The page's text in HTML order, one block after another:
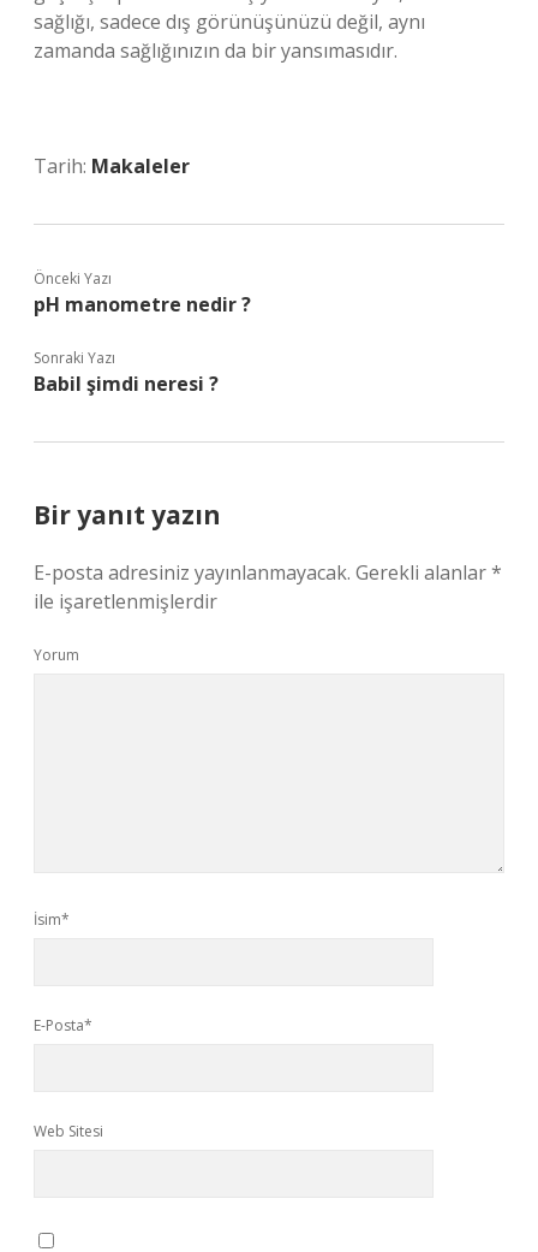
sağlığı, sadece dış görünüşünüzü değil, aynı
zamanda sağlığınızın da bir yansımasıdır.
Tarih: Makaleler
Önceki Yazı
pH manometre nedir ?
Sonraki Yazı
Babil şimdi neresi ?
Bir yanıt yazın
E-posta adresiniz yayınlanmayacak. Gerekli alanlar*
ile işaretlenmişlerdir
Yorum
İsim*
E-Posta*
Web Sitesi